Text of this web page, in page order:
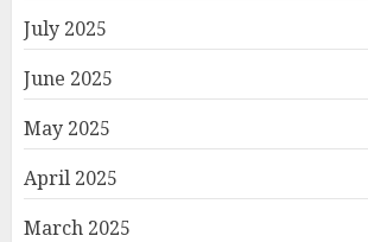
July 2025
June 2025
May 2025
April 2025
March 2025